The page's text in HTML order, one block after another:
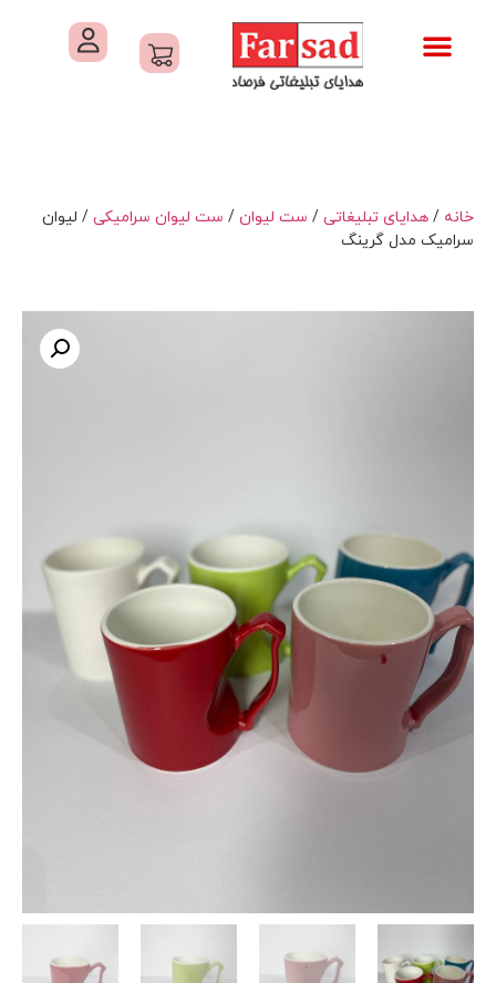
خانه /هدایای تبلیغاتی/ ست لیوان/ ست لیوان سرامیکی/ لیوان
سرامیک مدل گرینگ